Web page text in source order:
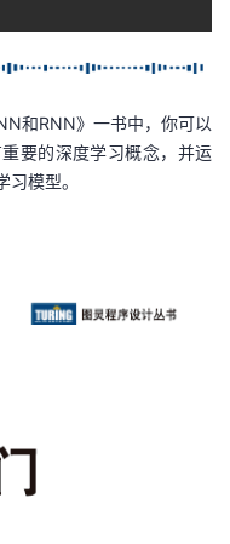
和RNN》一书中，你可以
要的深度学习概念，并运
模型。